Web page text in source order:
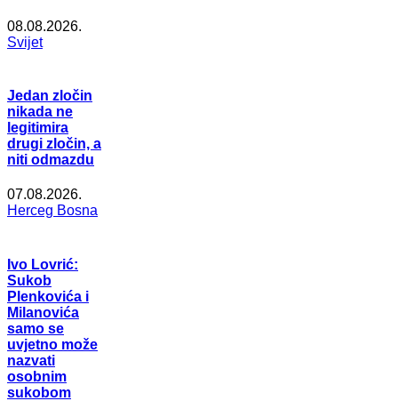
08.08.2026.
Svijet
Jedan zločin
nikada ne
legitimira
drugi zločin, a
niti odmazdu
07.08.2026.
Herceg Bosna
Ivo Lovrić:
Sukob
Plenkovića i
Milanovića
samo se
uvjetno može
nazvati
osobnim
sukobom